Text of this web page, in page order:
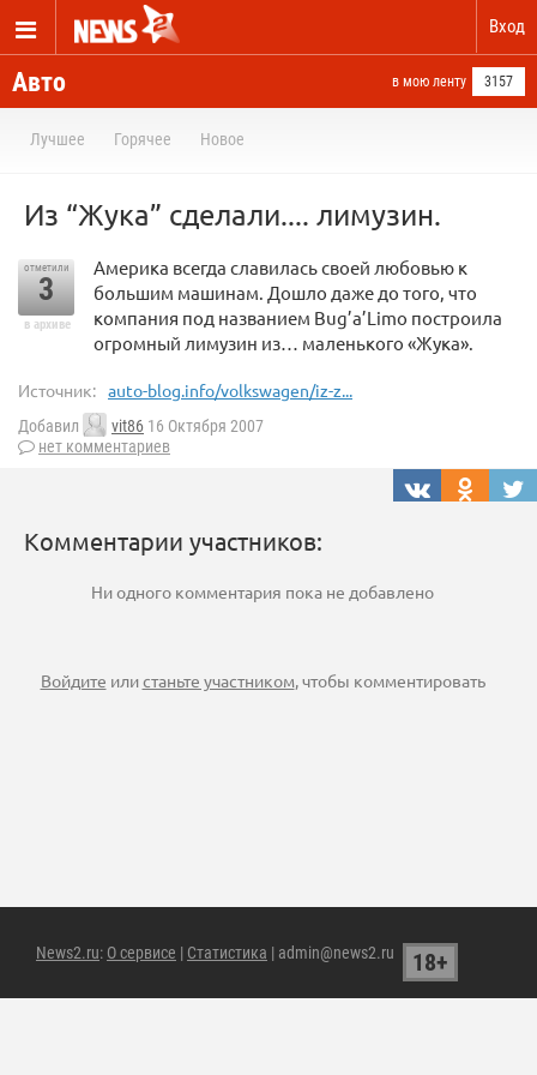
Вход
Авто в мою ленту 3157
Лучшее Горячее Новое
Из “Жука” сделали.... лимузин.
отметили
3
в архиве
Америка всегда славилась своей любовью к
большим машинам. Дошло даже до того, что
компания под названием Bug’a’Limo построила
огромный лимузин из… маленького «Жука».
Источник: auto-blog.info/volkswagen/iz-z...
Добавил vit86 16 Октября 2007
нет комментариев
Комментарии участников:
Ни одного комментария пока не добавлено
Войдите илистаньте участником, чтобы комментировать
News2.ru: О сервисе | Статистика | admin@news2.ru 18+